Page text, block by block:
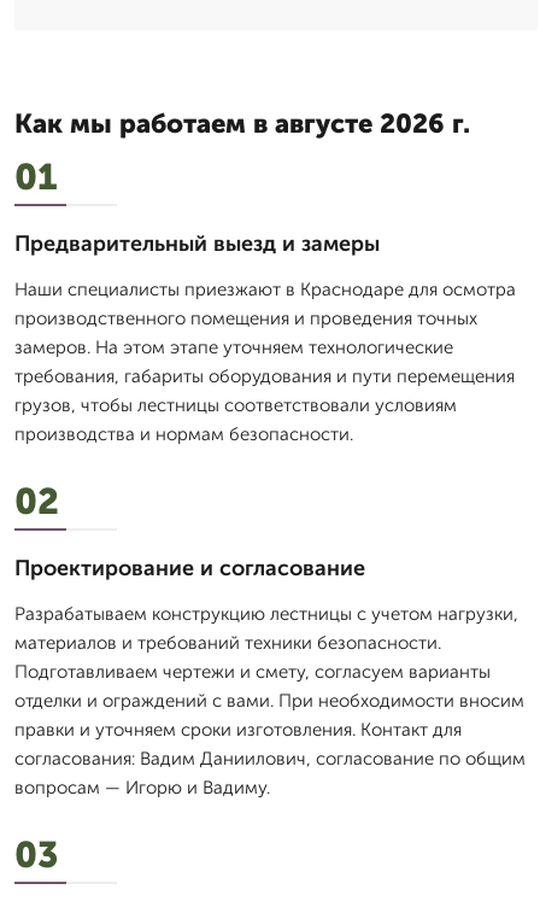
Как мы работаем в августе 2026 г.
01
Предварительный выезд и замеры
Наши специалисты приезжают в Краснодаре для осмотра
производственного помещения и проведения точных
замеров. На этом этапе уточняем технологические
требования, габариты оборудования и пути перемещения
грузов, чтобы лестницы соответствовали условиям
производства и нормам безопасности.
02
Проектирование и согласование
Разрабатываем конструкцию лестницы с учетом нагрузки,
материалов и требований техники безопасности.
Подготавливаем чертежи и смету, согласуем варианты
отделки и ограждений с вами. При необходимости вносим
правки и уточняем сроки изготовления. Контакт для
согласования: Вадим Даниилович, согласование по общим
вопросам — Игорю и Вадиму.
03